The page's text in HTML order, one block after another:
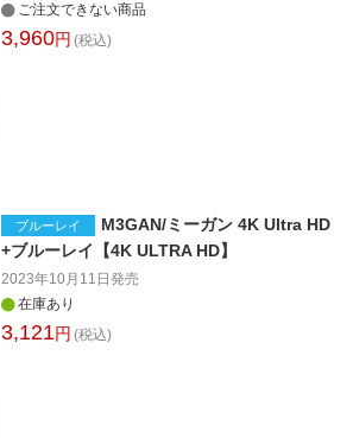
ご注文できない商品
3,960円 (税込)
ブルーレイ
M3GAN/ミーガン 4K Ultra HD
+ブルーレイ【4K ULTRA HD】
2023年10月11日 発売
在庫あり
3,121円 (税込)